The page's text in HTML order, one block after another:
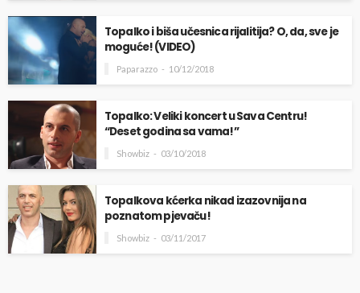
Topalko i biša učesnica rijalitija? O, da, sve je
moguće! (VIDEO)
Paparazzo 10/12/2018
Topalko: Veliki koncert u Sava Centru!
“Deset godina sa vama!”
Showbiz 03/10/2018
Topalkova kćerka nikad izazovnija na
poznatom pjevaču!
Showbiz 03/11/2017